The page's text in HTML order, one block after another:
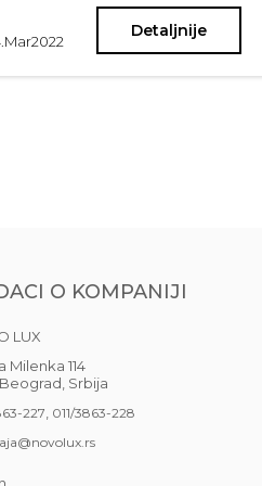
Mar2022
Detaljnije
O KOMPANIJI
LUX
Milenka 114
Beograd, Srbija
227 011/3863-228